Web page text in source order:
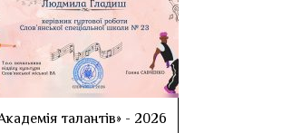
талантів» - 2026